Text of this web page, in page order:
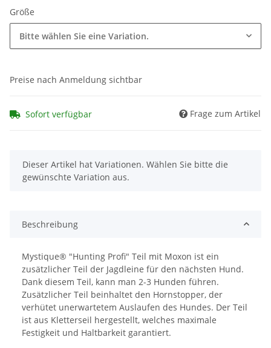
Größe
Bitte wählen Sie eine Variation.
Preise nach Anmeldung sichtbar
Sofort verfügbar Frage zum Artikel
x
Dieser Artikel hat Variationen. Wählen Sie bitte die
gewünschte Variation aus.
Beschreibung
Mystique® "Hunting Profi" Teil mit Moxon ist ein
zusätzlicher Teil der Jagdleine für den nächsten Hund.
Dank diesem Teil, kann man 2-3 Hunden führen.
Zusätzlicher Teil beinhaltet den Hornstopper, der
verhütet unerwartetem Auslaufen des Hundes. Der Teil
ist aus Kletterseil hergestellt, welches maximale
Festigkeit und Haltbarkeit garantiert.